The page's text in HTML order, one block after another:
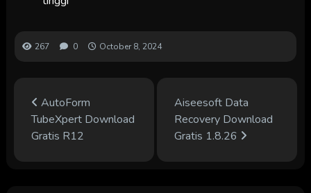
267 0 October 8, 2024
AutoForm
TubeXpert Download
Gratis R12
Aiseesoft Data
Recovery Download
Gratis 1.8.26